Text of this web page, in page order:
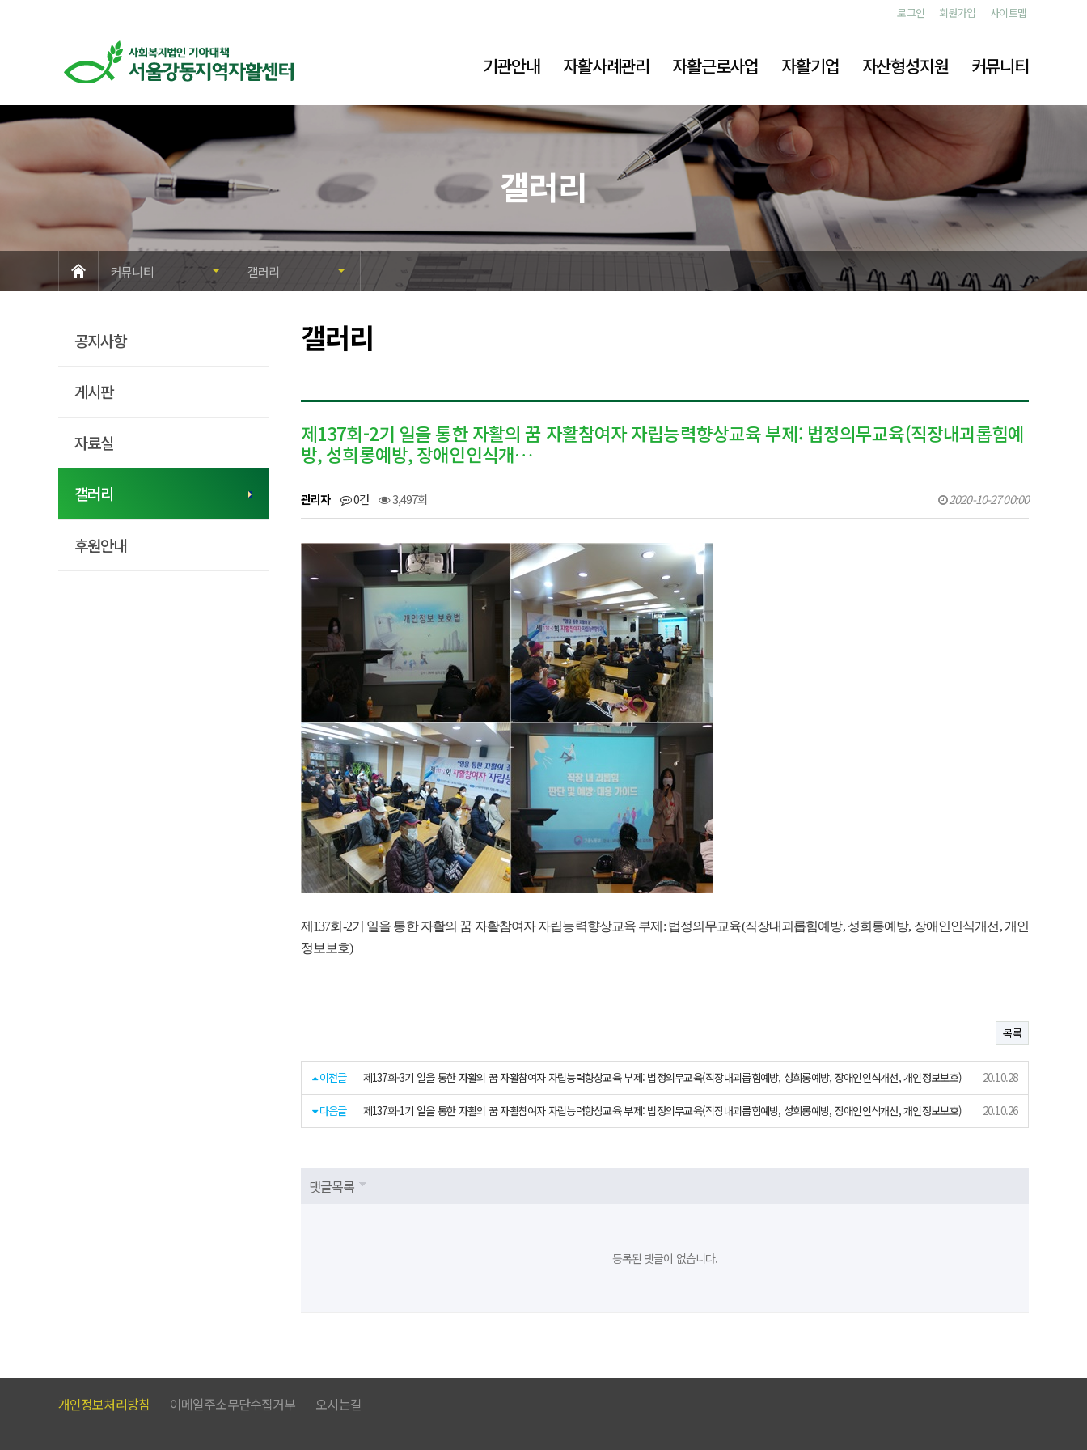
로그인 회원가입 사이트맵
기관안내 자활사례관리 자활근로사업 자활기업 자산형성지원 커뮤니티
갤러리
HOME 커뮤니티 갤러리
공지사항
게시판
자료실
갤러리
후원안내
갤러리
제137회-2기 일을 통한 자활의 꿈 자활참여자 자립능력향상교육 부제: 법정의무교육(직장내괴롭힘예
방, 성희롱예방, 장애인인식개…
관리자 0건 3,497회 2020-10-27 00:00
제137회-2기 일을 통한 자활의 꿈 자활참여자 자립능력향상교육 부제: 법정의무교육(직장내괴롭힘예방, 성희롱예방, 장애인인식개선, 개인
정보보호)
목록
이전글 제137회-3기 일을 통한 자활의 꿈 자활참여자 자립능력향상교육 부제: 법정의무교육(직장내괴롭힘예방, 성희롱예방, 장애인인식개선, 개인정보보호) 20.10.28
다음글 제137회-1기 일을 통한 자활의 꿈 자활참여자 자립능력향상교육 부제: 법정의무교육(직장내괴롭힘예방, 성희롱예방, 장애인인식개선, 개인정보보호) 20.10.26
댓글목록
등록된 댓글이 없습니다.
개인정보처리방침 이메일주소무단수집거부 오시는길